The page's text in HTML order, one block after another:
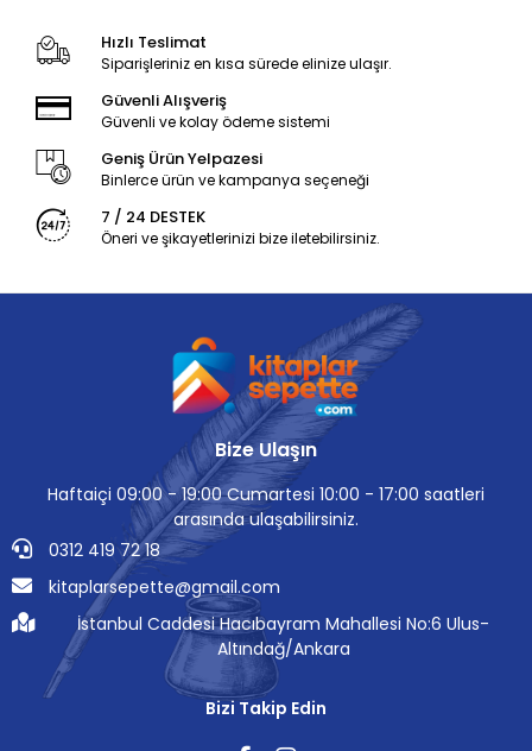
Hızlı Teslimat
Siparişleriniz en kısa sürede elinize ulaşır.
Güvenli Alışveriş
Güvenli ve kolay ödeme sistemi
Geniş Ürün Yelpazesi
Binlerce ürün ve kampanya seçeneği
7 / 24 DESTEK
Öneri ve şikayetlerinizi bize iletebilirsiniz.
Bize Ulaşın
Haftaiçi 09:00 - 19:00 Cumartesi 10:00 - 17:00 saatleri
arasında ulaşabilirsiniz.
0312 419 72 18
kitaplarsepette@gmail.com
İstanbul Caddesi Hacıbayram Mahallesi No:6 Ulus-
Altındağ/Ankara
Bizi Takip Edin